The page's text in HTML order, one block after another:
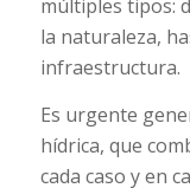
múltiples tipos:
la naturaleza,
infraestructura.
Es urgente
hídrica, que
cada caso y en